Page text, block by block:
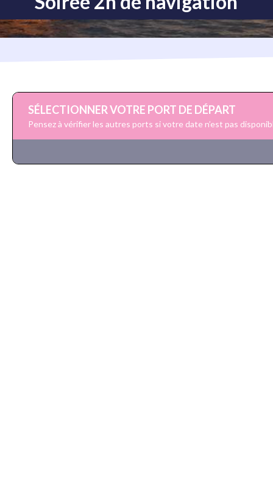
SÉLECTIONNER VOTRE PORT DE DÉPART
Pensez à vérifier les autres ports si votre date n’est pas